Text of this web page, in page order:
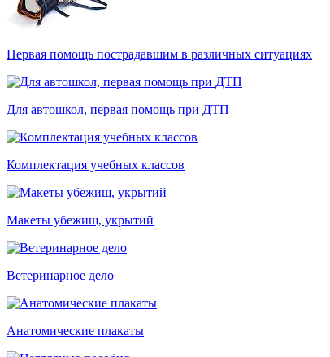
Первая помощь пострадавшим в различных ситуациях
Для автошкол, первая помощь при ДТП
Комплектация учебных классов
Макеты убежищ, укрытий
Ветеринарное дело
Анатомические плакаты